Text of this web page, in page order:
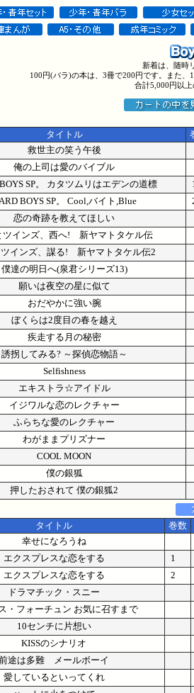
新着は、随時
100円(バラ)の本は、3冊で200円です。また
合計5,000円以
タイトル
救世主の笑う午後
俺の上司は愛のバイブル
SP。 カタツムリはエデンの道標
BOYS SP。 Cool,バイト,Blue
恋の奇跡を教えてほしい
ツインズ、西へ! 新ヤマトタケル伝
インズ、謀る! 新ヤマトタケル伝2
僕達の明日へ(泉君シリーズ13)
願いは夜空の星に似て
おだやかに強い腕
ぼくらは2度目の春を越え
疾走する月の秘密
誘拐してみる? ～探偵恋物語～
Selfishness
エキストラ☆アイドル
イジワルな恋のレクチャー
ふらちな愛のレクチャー
わがままプリズナー
COOL MOON
僕の銀狐
押したおされて 僕の銀狐2
タイトル
巻数
幸せになろうね
エクスプレスな恋をする
1
エクスプレスな恋をする
2
ドラマチック・スニー
・フォーチュン お気に召すまで
10センチに片想い
KISSのシナリオ
途は多難 メールボーイ
愛しているといってくれ